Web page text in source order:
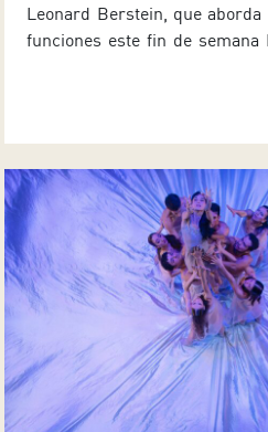
Leonard Berstein, que
funciones este fin de semana
domingo (día 26) a las 19:30
[…]